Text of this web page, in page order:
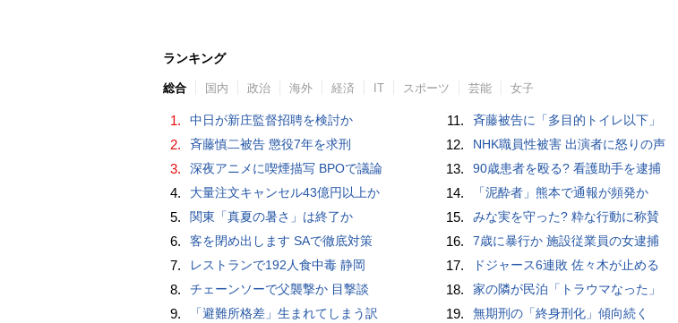
ランキング
総合 国内 政治 海外 経済 IT スポーツ 芸能 女子
1. 中日が新庄監督招聘を検討か
2. 斉藤慎二被告 懲役7年を求刑
3. 深夜アニメに喫煙描写 BPOで議論
4. 大量注文キャンセル43億円以上か
5. 関東「真夏の暑さ」は終了か
6. 客を閉め出します SAで徹底対策
7. レストランで192人食中毒 静岡
8. チェーンソーで父襲撃か 目撃談
9. 「避難所格差」生まれてしまう訳
11. 斉藤被告に「多目的トイレ以下」
12. NHK職員性被害 出演者に怒りの声
13. 90歳患者を殴る? 看護助手を逮捕
14. 「泥酔者」熊本で通報が頻発か
15. みな実を守った? 粋な行動に称賛
16. 7歳に暴行か 施設従業員の女逮捕
17. ドジャース6連敗 佐々木が止める
18. 家の隣が民泊「トラウマなった」
19. 無期刑の「終身刑化」傾向続く